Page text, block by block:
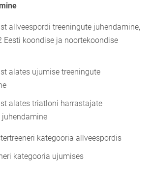
allveespordi treeningute juhendamine,
Eesti koondise ja noortekoondise
alates ujumise treeningute
alates triatloni harrastajate
juhendamine
kategooria allveespordis
kategooria ujumises